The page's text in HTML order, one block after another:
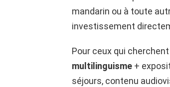
mandarin ou à toute
investissement
Pour ceux qui
multilinguisme +
séjours, contenu